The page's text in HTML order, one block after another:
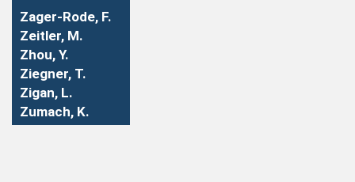
Zager-Rode, F.
Zeitler, M.
Zhou, Y.
Ziegner, T.
Zigan, L.
Zumach, K.